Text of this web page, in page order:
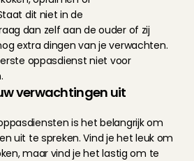
dit niet in de
dan zelf aan de ouder of zij
extra dingen van je verwachten.
oppasdienst niet voor
verwachtingen uit
is het belangrijk om
uit te spreken. Vind je het leuk om
maar vind je het lastig om te